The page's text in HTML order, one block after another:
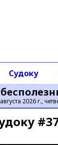
2026 г.,
Судоку